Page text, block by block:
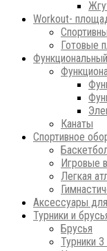
Workout-
Готовые
Канаты
Спортивное
Игровые
Легкая
Аксессуары
Турники и
Брусья
Турники 3